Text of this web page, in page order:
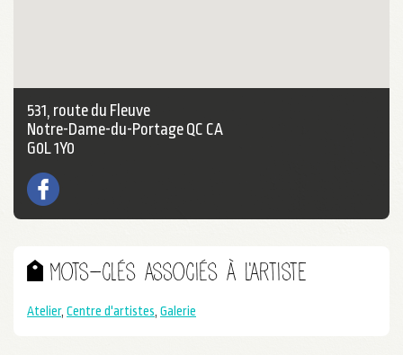
531, route du Fleuve
Notre-Dame-du-Portage QC CA
G0L 1Y0
Mots-clés associés à l'artiste
Atelier, Centre d'artistes, Galerie